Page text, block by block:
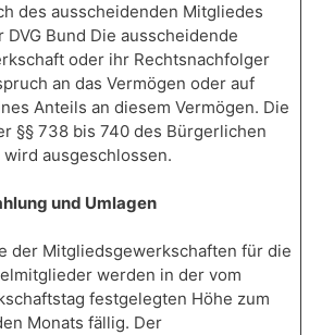
des ausscheidenden Mitgliedes
Bund Die ausscheidende
oder ihr Rechtsnachfolger
an das Vermögen oder auf
Anteils an diesem Vermögen. Die
§§ 738 bis 740 des Bürgerlichen
ausgeschlossen.
und Umlagen
der Mitgliedsgewerkschaften für die
werden in der vom
festgelegten Höhe zum
Monats fällig. Der